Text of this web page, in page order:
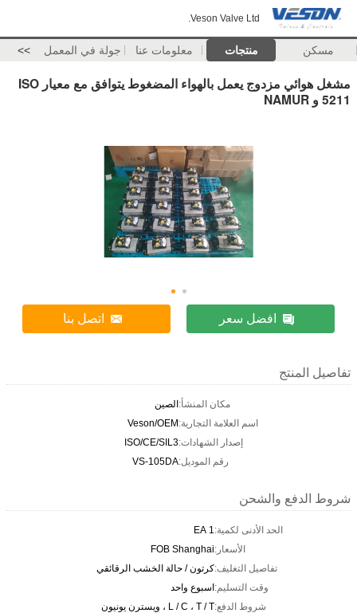
Veson Valve Ltd.
مسكن منتجات معلومات عنا جولة في المعمل >>
مشغل هوائي مزدوج يعمل بالهواء المضغوط يتوافق مع معيار ISO
5211 و NAMUR
افضل سعر اتصل بنا
تفاصيل المنتج
مكان المنشأ:الصين
اسم العلامة التجارية:Veson/OEM
إصدار الشهادات:ISO/CE/SIL3
رقم الموديل:VS-105DA
شروط الدفع والشحن
الحد الأدنى لكمية:1 EA
الأسعار:FOB Shanghai
تفاصيل التغليف:كرتون / حالة الخشب الرقائقي
وقت التسليم:اسبوع واحد
شروط الدفع:L / C ، T / T ، ويسترن يونيون